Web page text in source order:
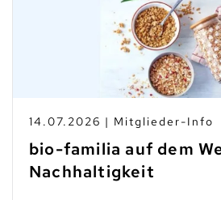
14.07.2026 | Mitglieder-Info
bio-familia auf dem
Nachhaltigkeit